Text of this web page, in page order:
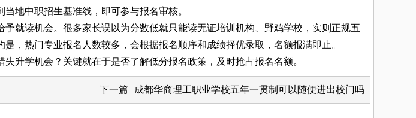
地中职招生基准线，即可参与报名审核。
读机会。很多家长误以为分数低就只能读无证培训机构、野鸡学校，实则正规五
，热门专业报名人数较多，会根据报名顺序和成绩择优录取，名额报满即止。
学机会？关键就在于是否了解低分报名政策，及时抢占报名名额。
下一篇 成都华商理工职业学校五年一贯制可以随便进出校门吗